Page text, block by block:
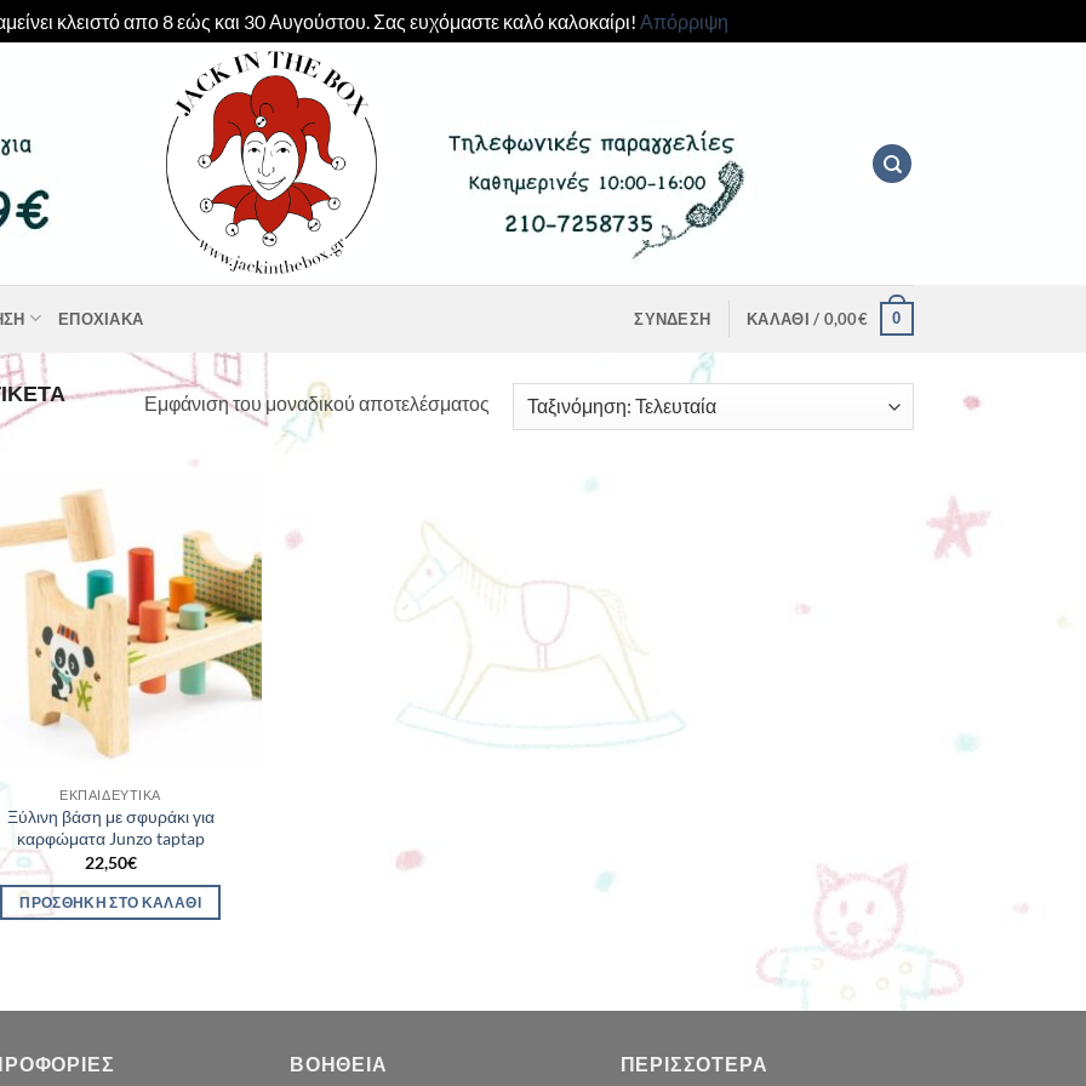
κλειστό απο 8 εώς και 30 Αυγούστου. Σας ευχόμαστε καλό καλοκαίρι! Απόρριψη
ΕΠΟΧΙΑΚΆ ΣΎΝΔΕΣΗ ΚΑΛΆΘΙ / 0,00€ 0
Εμφάνιση του μοναδικού αποτελέσματος
ΕΚΠΑΙΔΕΥΤΙΚΆ
Ξύλινη βάση με σφυράκι για
καρφώματα Junzo taptap
22,50€
ΠΡΟΣΘΉΚΗ ΣΤΟ ΚΑΛΆΘΙ
ΒΟΉΘΕΙΑ ΠΕΡΙΣΣΌΤΕΡΑ